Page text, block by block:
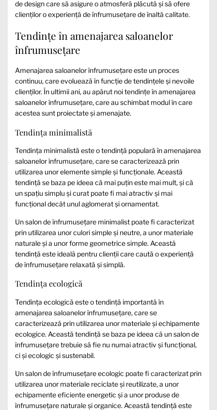
de design care să asigure o atmosferă plăcută și să ofere
clienților o experiență de înfrumusețare de înaltă calitate.
Tendințe în amenajarea saloanelor
înfrumusețare
Amenajarea saloanelor înfrumusețare este un proces
continuu, care evoluează în funcție de tendințele și nevoile
clienților. În ultimii ani, au apărut noi tendințe în amenajarea
saloanelor înfrumusețare, care au schimbat modul în care
acestea sunt proiectate și amenajate.
Tendința minimalistă
Tendința minimalistă este o tendință populară în amenajarea
saloanelor înfrumusețare, care se caracterizează prin
utilizarea unor elemente simple și funcționale. Această
tendință se baza pe ideea că mai puțin este mai mult, și că
un spațiu simplu și curat poate fi mai atractiv și mai
funcțional decât unul aglomerat și ornamentat.
Un salon de înfrumusețare minimalist poate fi caracterizat
prin utilizarea unor culori simple și neutre, a unor materiale
naturale și a unor forme geometrice simple. Această
tendință este ideală pentru clienții care caută o experiență
de înfrumusețare relaxată și simplă.
Tendința ecologică
Tendința ecologică este o tendință importantă în
amenajarea saloanelor înfrumusețare, care se
caracterizează prin utilizarea unor materiale și echipamente
ecologice. Această tendință se baza pe ideea că un salon de
înfrumusețare trebuie să fie nu numai atractiv și funcțional,
ci și ecologic și sustenabil.
Un salon de înfrumusețare ecologic poate fi caracterizat prin
utilizarea unor materiale reciclate și reutilizate, a unor
echipamente eficiente energetic și a unor produse de
înfrumusețare naturale și organice. Această tendință este